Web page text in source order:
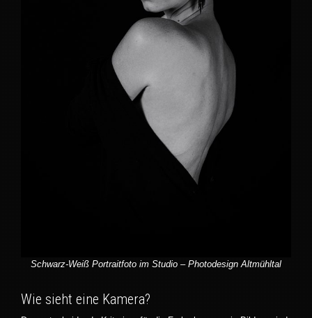
Schwarz-Weiß Portraitfoto im Studio – Photodesign Altmühltal
Wie sieht eine Kamera?